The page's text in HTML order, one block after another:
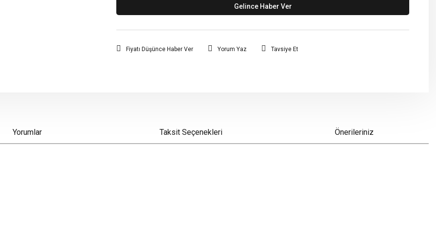
Gelince Haber Ver
Fiyatı Düşünce Haber Ver Yorum Yaz Tavsiye Et
Yorumlar Taksit Seçenekleri Önerileriniz